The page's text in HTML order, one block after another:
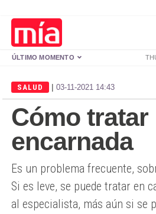
ÚLTIMO MOMENTO
SALUD | 03-11-2021 14:43
Cómo tratar
encarnada
Es un problema frecuente,
Si es leve, se puede tratar en
al especialista, más aún si se